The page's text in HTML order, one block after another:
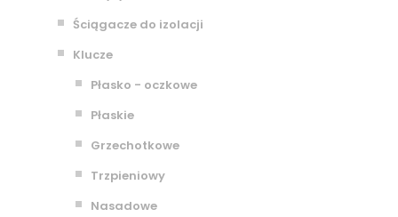
Ściągacze do izolacji
Klucze
Płasko - oczkowe
Płaskie
Grzechotkowe
Trzpieniowy
Nasadowe